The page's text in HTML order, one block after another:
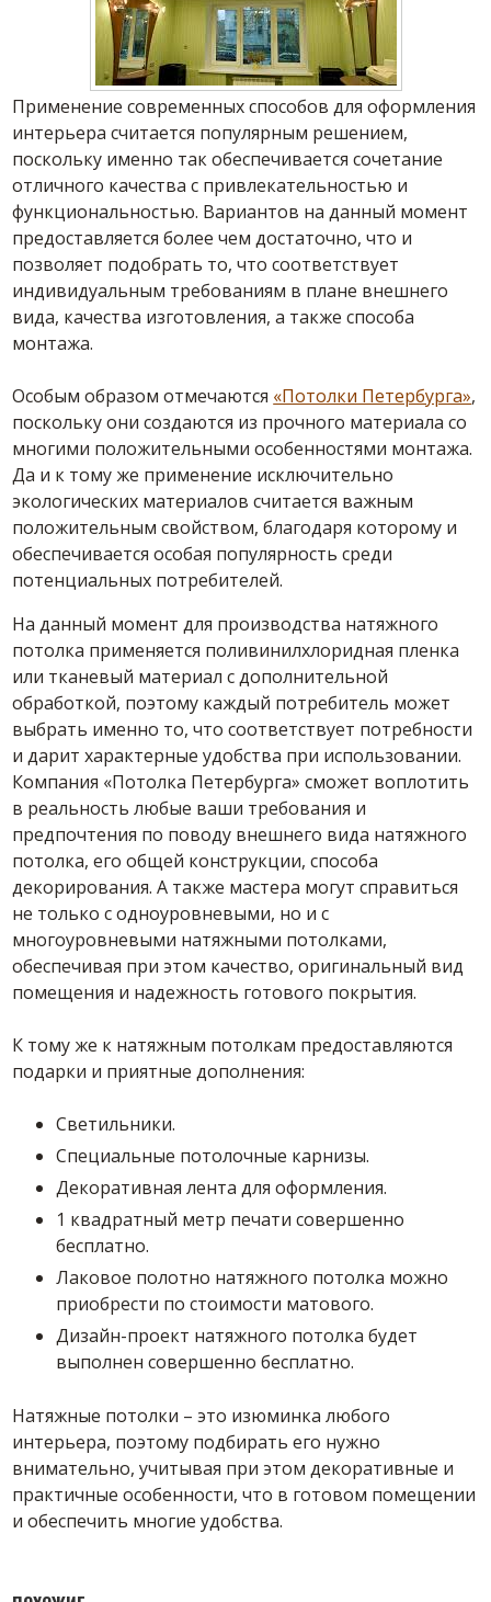
Применение современных способов для оформления
интерьера считается популярным решением,
поскольку именно так обеспечивается сочетание
отличного качества с привлекательностью и
функциональностью. Вариантов на данный момент
предоставляется более чем достаточно, что и
позволяет подобрать то, что соответствует
индивидуальным требованиям в плане внешнего
вида, качества изготовления, а также способа
монтажа.
Особым образом отмечаются «Потолки Петербурга»,
поскольку они создаются из прочного материала со
многими положительными особенностями монтажа.
Да и к тому же применение исключительно
экологических материалов считается важным
положительным свойством, благодаря которому и
обеспечивается особая популярность среди
потенциальных потребителей.
На данный момент для производства натяжного
потолка применяется поливинилхлоридная пленка
или тканевый материал с дополнительной
обработкой, поэтому каждый потребитель может
выбрать именно то, что соответствует потребности
и дарит характерные удобства при использовании.
Компания «Потолка Петербурга» сможет воплотить
в реальность любые ваши требования и
предпочтения по поводу внешнего вида натяжного
потолка, его общей конструкции, способа
декорирования. А также мастера могут справиться
не только с одноуровневыми, но и с
многоуровневыми натяжными потолками,
обеспечивая при этом качество, оригинальный вид
помещения и надежность готового покрытия.
К тому же к натяжным потолкам предоставляются
подарки и приятные дополнения:
Светильники.
Специальные потолочные карнизы.
Декоративная лента для оформления.
1 квадратный метр печати совершенно
бесплатно.
Лаковое полотно натяжного потолка можно
приобрести по стоимости матового.
Дизайн-проект натяжного потолка будет
выполнен совершенно бесплатно.
Натяжные потолки – это изюминка любого
интерьера, поэтому подбирать его нужно
внимательно, учитывая при этом декоративные и
практичные особенности, что в готовом помещении
и обеспечить многие удобства.